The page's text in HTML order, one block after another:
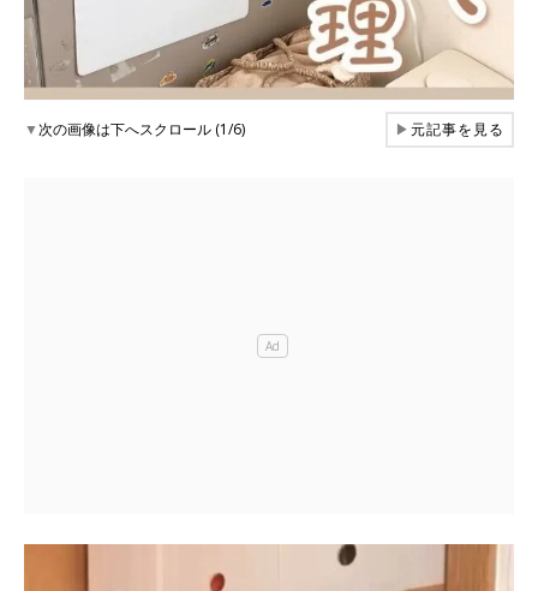
▼次の画像は下へスクロール (1/6) ▶元記事を見る